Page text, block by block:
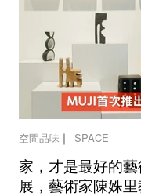
空間品味 ｜SPACE
家，才是最好的
展，藝術家陳姝